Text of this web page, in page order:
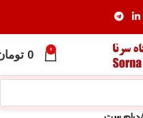
0
0